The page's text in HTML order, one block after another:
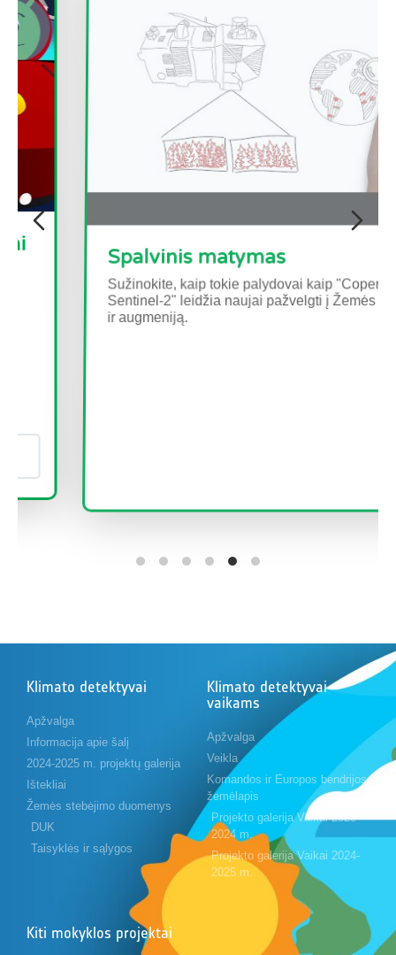
Spalvinis matymas
Sužinokite, kaip tokie palydovai kaip "Copernicus
Sentinel-2" leidžia naujai pažvelgti į Žemės žemę
ir augmeniją.
Klimato detektyvai
Apžvalga
Informacija apie šalį
2024-2025 m. projektų galerija
Ištekliai
Žemės stebėjimo duomenys
DUK
Taisyklės ir sąlygos
Klimato detektyvai
vaikams
Apžvalga
Veikla
Komandos ir Europos bendrijos
žemėlapis
Projekto galerija Vaikai 2023-
2024 m.
Projekto galerija Vaikai 2024-
2025 m.
Kiti mokyklos projektai